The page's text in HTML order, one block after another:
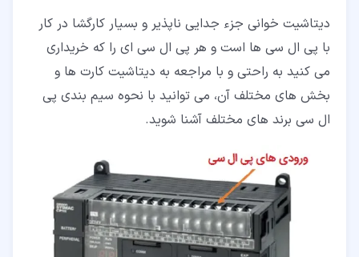
دیتاشیت خوانی جزء جدایی ناپذیر و بسیار کارگشا در کار
با پی ال سی ها است و هر پی ال سی ای را که خریداری
می کنید به راحتی و با مراجعه به دیتاشیت کارت ها و
بخش های مختلف آن، می توانید با نحوه سیم بندی پی
ال سی برند های مختلف آشنا شوید.